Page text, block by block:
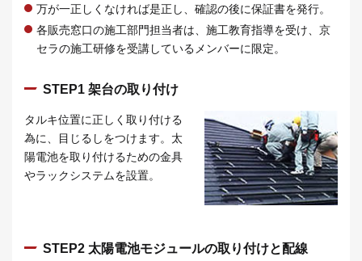
万が一正しくなければ是正し、確認の後に保証書を発行。
各販売窓口の施工部門担当者は、施工教育指導を受け、京
セラの施工研修を受講しているメンバーに限定。
STEP1 架台の取り付け
タルキ位置に正しく取り付ける
為に、目じるしをつけます。太
陽電池を取り付けるための金具
やラックシステムを設置。
STEP2 太陽電池モジュールの取り付けと配線